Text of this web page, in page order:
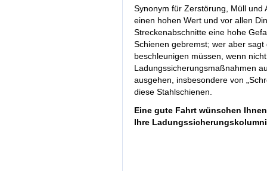
Synonym für Zerstörung, Müll und
einen hohen Wert und vor allen
Streckenabschnitte eine hohe
Schienen gebremst; wer aber
beschleunigen müssen, wenn
Ladungssicherungsmaßnahmen
ausgehen, insbesondere von
diese Stahlschienen.
Eine gute Fahrt wünschen
Ihre